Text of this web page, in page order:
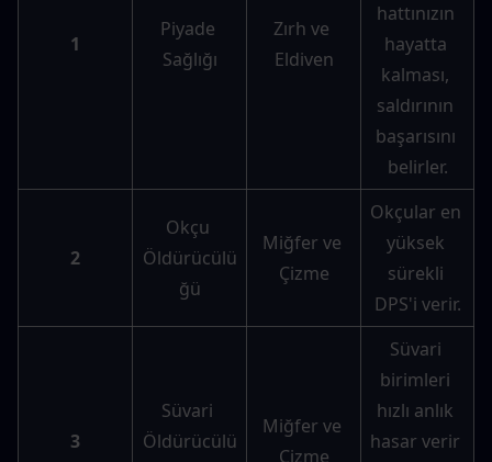
1
Piyade
Sağlığı
Zırh ve
Eldiven
hattınızın
hayatta
kalması,
saldırının
başarısını
belirler.
2
Okçu
Öldürücülü
ğü
Miğfer ve
Çizme
Okçular en
yüksek
sürekli
DPS'i verir.
3
Süvari
Öldürücülü
Miğfer ve
Çizme
Süvari
birimleri
hızlı anlık
hasar verir